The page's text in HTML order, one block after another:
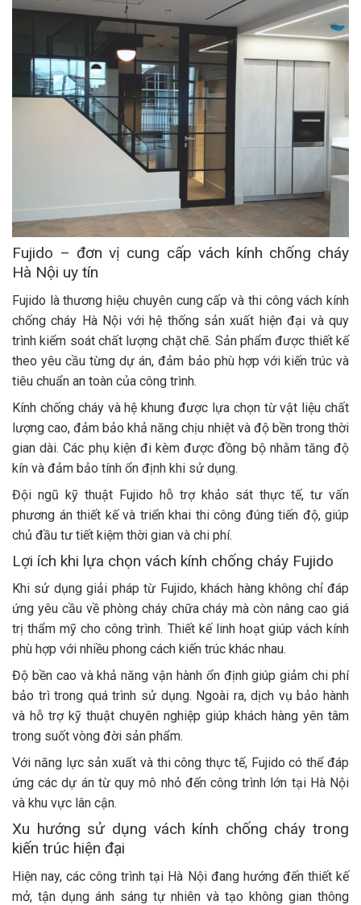
Fujido – đơn vị cung cấp vách kính chống cháy
Hà Nội uy tín
Fujido là thương hiệu chuyên cung cấp và thi công vách kính
chống cháy Hà Nội với hệ thống sản xuất hiện đại và quy
trình kiểm soát chất lượng chặt chẽ. Sản phẩm được thiết kế
theo yêu cầu từng dự án, đảm bảo phù hợp với kiến trúc và
tiêu chuẩn an toàn của công trình.
Kính chống cháy và hệ khung được lựa chọn từ vật liệu chất
lượng cao, đảm bảo khả năng chịu nhiệt và độ bền trong thời
gian dài. Các phụ kiện đi kèm được đồng bộ nhằm tăng độ
kín và đảm bảo tính ổn định khi sử dụng.
Đội ngũ kỹ thuật Fujido hỗ trợ khảo sát thực tế, tư vấn
phương án thiết kế và triển khai thi công đúng tiến độ, giúp
chủ đầu tư tiết kiệm thời gian và chi phí.
Lợi ích khi lựa chọn vách kính chống cháy Fujido
Khi sử dụng giải pháp từ Fujido, khách hàng không chỉ đáp
ứng yêu cầu về phòng cháy chữa cháy mà còn nâng cao giá
trị thẩm mỹ cho công trình. Thiết kế linh hoạt giúp vách kính
phù hợp với nhiều phong cách kiến trúc khác nhau.
Độ bền cao và khả năng vận hành ổn định giúp giảm chi phí
bảo trì trong quá trình sử dụng. Ngoài ra, dịch vụ bảo hành
và hỗ trợ kỹ thuật chuyên nghiệp giúp khách hàng yên tâm
trong suốt vòng đời sản phẩm.
Với năng lực sản xuất và thi công thực tế, Fujido có thể đáp
ứng các dự án từ quy mô nhỏ đến công trình lớn tại Hà Nội
và khu vực lân cận.
Xu hướng sử dụng vách kính chống cháy trong
kiến trúc hiện đại
Hiện nay, các công trình tại Hà Nội đang hướng đến thiết kế
mở, tận dụng ánh sáng tự nhiên và tạo không gian thông